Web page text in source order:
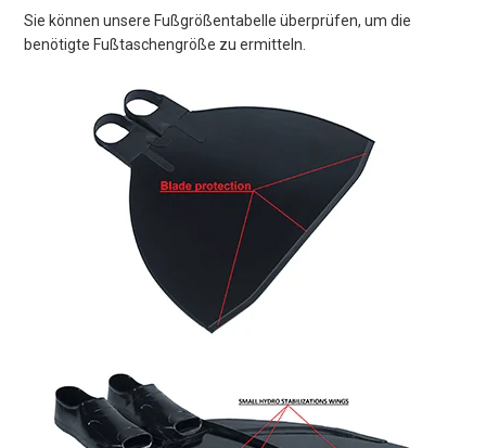
Sie können unsere Fußgrößentabelle überprüfen, um die
benötigte Fußtaschengröße zu ermitteln.